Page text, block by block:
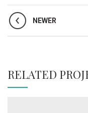
NEWER
RELATED